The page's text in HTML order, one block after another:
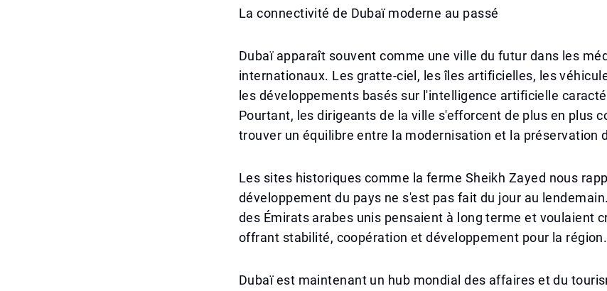
La connectivité de Dubaï moderne au passé
Dubaï apparaît souvent comme une ville du futur dans les
internationaux. Les gratte-ciel, les îles artificielles, les
les développements basés sur l'intelligence artificielle
Pourtant, les dirigeants de la ville s'efforcent de plus en plus
trouver un équilibre entre la modernisation et la préservation
Les sites historiques comme la ferme Sheikh Zayed nous
développement du pays ne s'est pas fait du jour au
des Émirats arabes unis pensaient à long terme et voulaient
offrant stabilité, coopération et développement pour la région.
Dubaï est maintenant un hub mondial des affaires et du